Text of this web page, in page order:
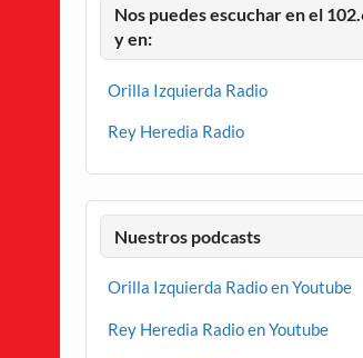
Nos puedes escuchar en el
y en:
Orilla Izquierda Radio
Rey Heredia Radio
Nuestros podcasts
Orilla Izquierda Radio en Youtube
Rey Heredia Radio en Youtube